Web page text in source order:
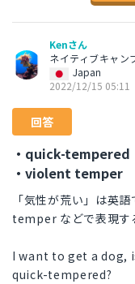
Kenさん
ネイティブキャン
Japan
2022/12/15 05:11
回答
・quick-tempered
・violent temper
「気性が荒い」は
temper などで表現す
I want to get a dog,
quick-tempered?